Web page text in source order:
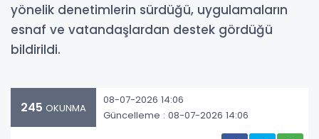
yönelik denetimlerin sürdüğü, uygulamaların
esnaf ve vatandaşlardan destek gördüğü
bildirildi.
245 OKUNMA
08-07-2026 14:06
Güncelleme : 08-07-2026 14:06